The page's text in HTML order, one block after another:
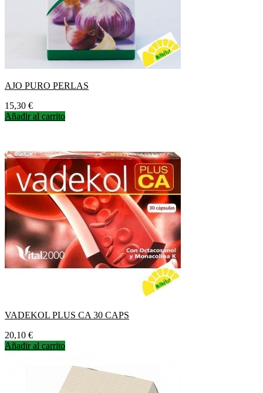
AJO PURO PERLAS
Precio
15,30 €
Añadir al carrito
VADEKOL PLUS CA 30 CAPS
Precio
20,10 €
Añadir al carrito